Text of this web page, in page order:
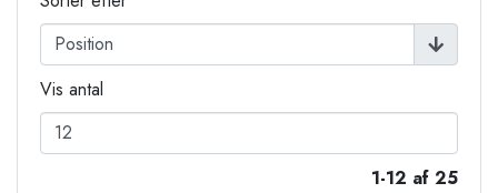
Vis antal
1-12 af 25